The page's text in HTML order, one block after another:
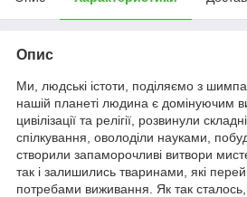
Опис
Ми, людські істоти, поділяємо з
нашій планеті людина є домінуючим
цивілізації та релігії, розвинули
спілкування, оволоділи науками,
створили запаморочливі витвори
так і залишились тваринами, які
потребами виживання. Як так